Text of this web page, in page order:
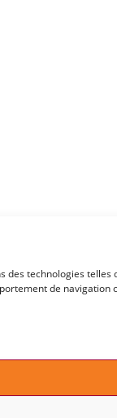
technologies
de